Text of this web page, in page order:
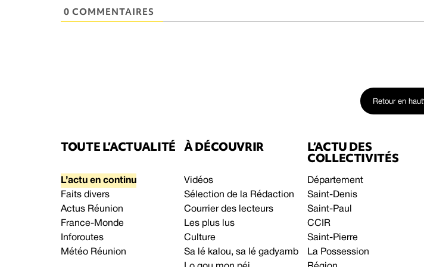
0 COMMENTAIRES
Retour en haut
TOUTE L’ACTUALITÉ
L’actu en continu
Faits divers
Actus Réunion
France-Monde
Inforoutes
Météo Réunion
À DÉCOUVRIR
Vidéos
Sélection de la Rédaction
Courrier des lecteurs
Les plus lus
Culture
Sa lé kalou, sa lé gadyamb
L’ACTU DES
COLLECTIVITÉS
Département
Saint-Denis
Saint-Paul
CCIR
Saint-Pierre
La Possession